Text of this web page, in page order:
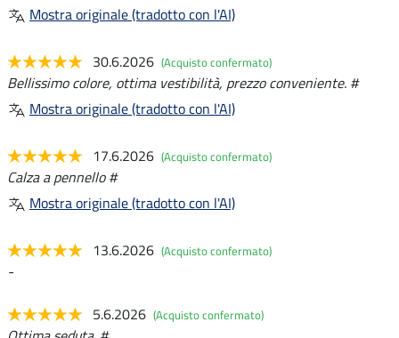
Mostra originale (tradotto con l'AI)
30.6.2026 (Acquisto confermato)
Bellissimo colore, ottima vestibilità, prezzo conveniente. #
Mostra originale (tradotto con l'AI)
17.6.2026 (Acquisto confermato)
Calza a pennello #
Mostra originale (tradotto con l'AI)
13.6.2026 (Acquisto confermato)
-
5.6.2026 (Acquisto confermato)